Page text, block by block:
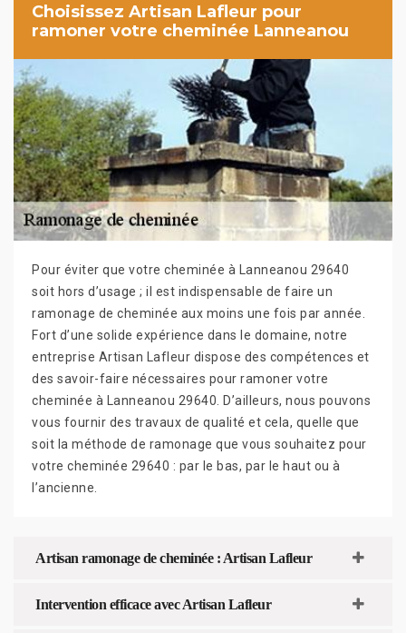
Choisissez Artisan Lafleur pour
ramoner votre cheminée Lanneanou
Pour éviter que votre cheminée à Lanneanou 29640
soit hors d’usage ; il est indispensable de faire un
ramonage de cheminée aux moins une fois par année.
Fort d’une solide expérience dans le domaine, notre
entreprise Artisan Lafleur dispose des compétences et
des savoir-faire nécessaires pour ramoner votre
cheminée à Lanneanou 29640. D’ailleurs, nous pouvons
vous fournir des travaux de qualité et cela, quelle que
soit la méthode de ramonage que vous souhaitez pour
votre cheminée 29640 : par le bas, par le haut ou à
l’ancienne.
Artisan ramonage de cheminée : Artisan Lafleur
Intervention efficace avec Artisan Lafleur